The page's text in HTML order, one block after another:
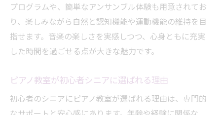
プログラムや、簡単なアンサンブル体験も用意されてお
り、楽しみながら自然と認知機能や運動機能の維持を目
指せます。音楽の楽しさを実感しつつ、心身ともに充実
した時間を過ごせる点が大きな魅力です。
ピアノ教室が初心者シニアに選ばれる理由
初心者のシニアにピアノ教室が選ばれる理由は、専門的